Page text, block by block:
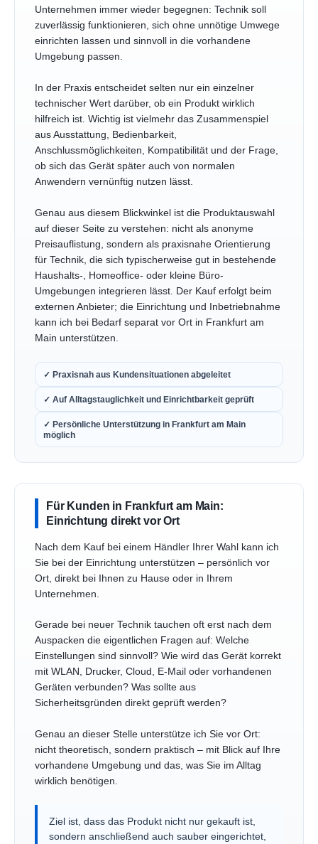
Unternehmen immer wieder begegnen: Technik soll
zuverlässig funktionieren, sich ohne unnötige Umwege
einrichten lassen und sinnvoll in die vorhandene
Umgebung passen.
In der Praxis entscheidet selten nur ein einzelner
technischer Wert darüber, ob ein Produkt wirklich
hilfreich ist. Wichtig ist vielmehr das Zusammenspiel
aus Ausstattung, Bedienbarkeit,
Anschlussmöglichkeiten, Kompatibilität und der Frage,
ob sich das Gerät später auch von normalen
Anwendern vernünftig nutzen lässt.
Genau aus diesem Blickwinkel ist die Produktauswahl
auf dieser Seite zu verstehen: nicht als anonyme
Preisauflistung, sondern als praxisnahe Orientierung
für Technik, die sich typischerweise gut in bestehende
Haushalts-, Homeoffice- oder kleine Büro-
Umgebungen integrieren lässt. Der Kauf erfolgt beim
externen Anbieter; die Einrichtung und Inbetriebnahme
kann ich bei Bedarf separat vor Ort in Frankfurt am
Main unterstützen.
✓ Praxisnah aus Kundensituationen abgeleitet
✓ Auf Alltagstauglichkeit und Einrichtbarkeit geprüft
✓ Persönliche Unterstützung in Frankfurt am Main
möglich
Für Kunden in Frankfurt am Main:
Einrichtung direkt vor Ort
Nach dem Kauf bei einem Händler Ihrer Wahl kann ich
Sie bei der Einrichtung unterstützen – persönlich vor
Ort, direkt bei Ihnen zu Hause oder in Ihrem
Unternehmen.
Gerade bei neuer Technik tauchen oft erst nach dem
Auspacken die eigentlichen Fragen auf: Welche
Einstellungen sind sinnvoll? Wie wird das Gerät korrekt
mit WLAN, Drucker, Cloud, E-Mail oder vorhandenen
Geräten verbunden? Was sollte aus
Sicherheitsgründen direkt geprüft werden?
Genau an dieser Stelle unterstütze ich Sie vor Ort:
nicht theoretisch, sondern praktisch – mit Blick auf Ihre
vorhandene Umgebung und das, was Sie im Alltag
wirklich benötigen.
Ziel ist, dass das Produkt nicht nur gekauft ist,
sondern anschließend auch sauber eingerichtet,